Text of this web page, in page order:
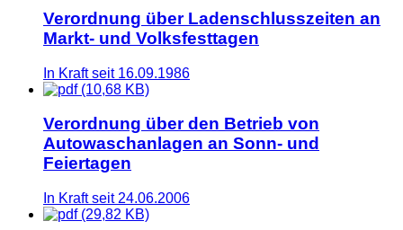
Verordnung über Ladenschlusszeiten an
Markt- und Volksfesttagen
In Kraft seit 16.09.1986
(10,68 KB)
Verordnung über den Betrieb von
Autowaschanlagen an Sonn- und
Feiertagen
In Kraft seit 24.06.2006
(29,82 KB)